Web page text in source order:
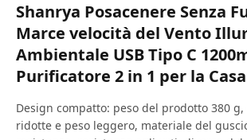
Shanrya Posacenere Senza
Marce velocità del Vento
Ambientale USB Tipo C
Purificatore 2 in 1 per la
Design compatto: peso del prodotto 380
ridotte e peso leggero, materiale del